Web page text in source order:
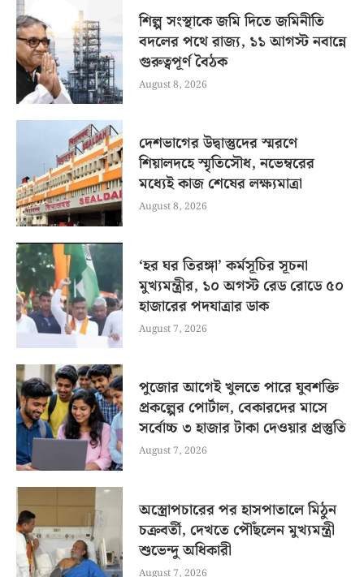
শিল্প সংস্থাকে জমি দিতে জমিনীতি
বদলের পথে রাজ্য, ১১ আগস্ট নবান্নে
গুরুত্বপূর্ণ বৈঠক
August 8, 2026
দেশভাগের উদ্বাস্তুদের স্মরণে
শিয়ালদহে স্মৃতিসৌধ, নভেম্বরের
মধ্যেই কাজ শেষের লক্ষ্যমাত্রা
August 8, 2026
‘হর ঘর তিরঙ্গা’ কর্মসূচির সূচনা
মুখ্যমন্ত্রীর, ১০ অগস্ট রেড রোডে ৫০
হাজারের পদযাত্রার ডাক
August 7, 2026
পুজোর আগেই খুলতে পারে যুবশক্তি
প্রকল্পের পোর্টাল, বেকারদের মাসে
সর্বোচ্চ ৩ হাজার টাকা দেওয়ার প্রস্তুতি
August 7, 2026
অস্ত্রোপচারের পর হাসপাতালে মিঠুন
চক্রবর্তী, দেখতে পৌঁছলেন মুখ্যমন্ত্রী
শুভেন্দু অধিকারী
August 7, 2026